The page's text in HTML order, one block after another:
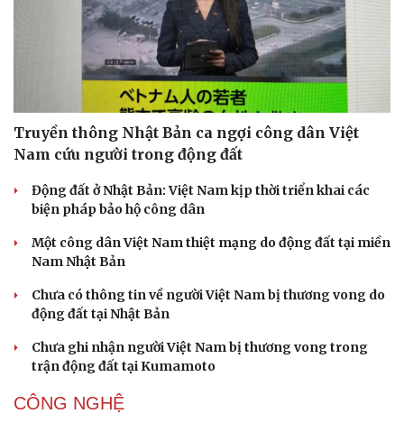
Truyền thông Nhật Bản ca ngợi công dân Việt
Nam cứu người trong động đất
Động đất ở Nhật Bản: Việt Nam kịp thời triển khai các
biện pháp bảo hộ công dân
Một công dân Việt Nam thiệt mạng do động đất tại miền
Nam Nhật Bản
Chưa có thông tin về người Việt Nam bị thương vong do
động đất tại Nhật Bản
Chưa ghi nhận người Việt Nam bị thương vong trong
trận động đất tại Kumamoto
CÔNG NGHỆ